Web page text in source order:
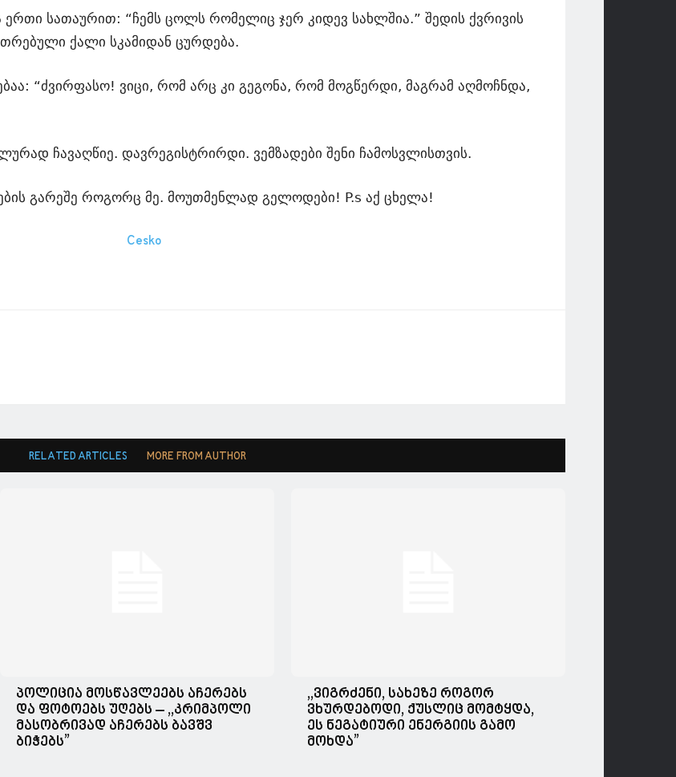
სათაურით: “ჩემს ცოლს რომელიც ჯერ კიდევ სახლშია.” შედის ქვრივის
ქალი სკამიდან ცურდება.
“ძვირფასო! ვიცი, რომ არც კი გეგონა, რომ მოგწერდი, მაგრამ აღმოჩნდა,
ჩავაღწიე. დავრეგისტრირდი. ვემზადები შენი ჩამოსვლისთვის.
გარეშე როგორც მე. მოუთმენლად გელოდები! P.s აქ ცხელა!
RELATED ARTICLES MORE FROM AUTHOR
პოლიცია მოსწავლეებს აჩერებს
და ფოტოებს უღებს – ,,კრიმპოლი
მასობრივად აჩერებს ბავშვ
ბიჭებს”
,,ვიგრძენი, სახეზე როგორ
ვხურდებოდი, ქუსლიც მომტყდა,
ეს ნეგატიური ენერგიის გამო
მოხდა”